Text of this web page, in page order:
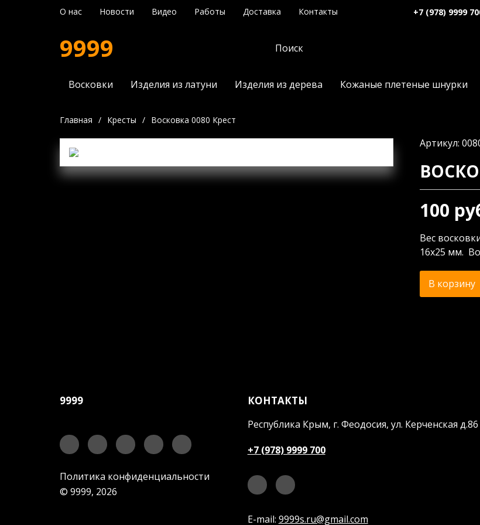
О нас Новости Видео Работы Доставка Контакты +7 (978) 9999
9999
Восковки Изделия из латуни Изделия из дерева Кожаные плетеные шнурки
Главная / Кресты / Восковка 0080 Крест
Артикул:
100
Вес
16х25 мм.
В корзину
9999
Политика конфиденциальности
© 9999, 2026
КОНТАКТЫ
Республика Крым, г. Феодосия, ул. Керченская д.86
+7 (978) 9999 700
E-mail: 9999s.ru@gmail.com